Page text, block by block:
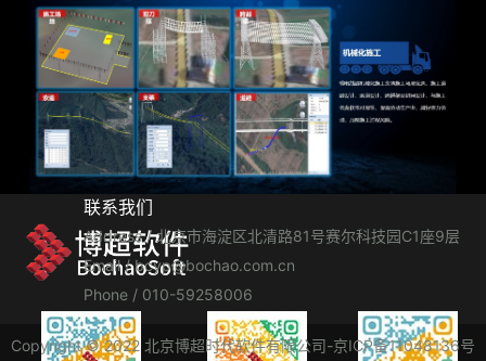
联系我们
Address / 北京市海淀区北清路81号赛尔科技园C1座9层
Email / bcyp@bochao.com.cn
Phone / 010-59258006
Copyright ©️ 2022 北京博超时代软件有限公司-京ICP备11048136号